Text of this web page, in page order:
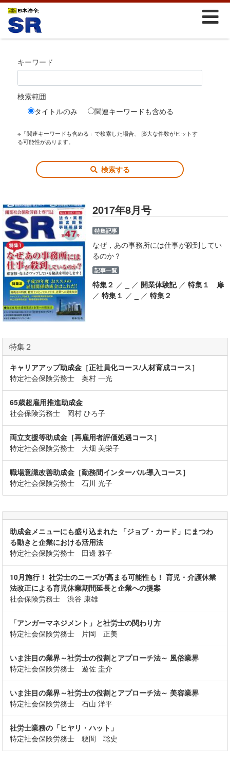
キーワード
検索範囲
タイトルのみ
関連キーワードも含める
※「関連キーワードも含める」で検索した場合、 膨大な件数がヒットす
る可能性があります。
検索する
2017年8月号
特集記事
なぜ，あの事務所には仕事が殺到してい
るのか？
記事一覧
特集２ ／ ／ 開業体験記／特集１ 扉
／特集１ ／ ／特集２
特集２
キャリアアップ助成金［正社員化コース/人材育成コース］
特定社会保険労務士 奥村 一光
65歳超雇用推進助成金
社会保険労務士 岡村 ひろ子
両立支援等助成金［再雇用者評価処遇コース］
特定社会保険労務士 大畑 美栄子
職場意識改善助成金［勤務間インターバル導入コース］
特定社会保険労務士 石川 光子
助成金メニューにも盛り込まれた 「ジョブ・カード」にまつわ
る動きと企業における活用法
特定社会保険労務士 田邊 雅子
10月施行！ 社労士のニーズが高まる可能性も！ 育児・介護休業
法改正による育児休業期間延長と企業への提案
社会保険労務士 渋谷 康雄
「アンガーマネジメント」と社労士の関わり方
特定社会保険労務士 片岡 正美
いま注目の業界～社労士の役割とアプローチ法～ 風俗業界
特定社会保険労務士 遊佐 圭介
いま注目の業界～社労士の役割とアプローチ法～ 美容業界
特定社会保険労務士 石山 洋平
社労士業務の「ヒヤリ・ハット」
特定社会保険労務士 粳間 聡史